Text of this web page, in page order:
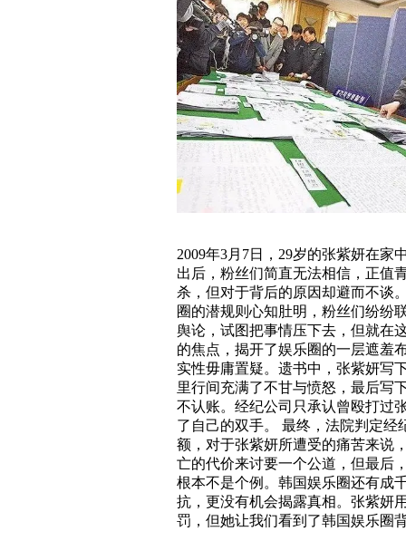
2009年3月7日，29岁的张紫妍在
出后，粉丝们简直无法相信，正值
杀，但对于背后的原因却避而不谈
圈的潜规则心知肚明，粉丝们纷纷
舆论，试图把事情压下去，但就在
的焦点，揭开了娱乐圈的一层遮羞
实性毋庸置疑。遗书中，张紫妍写
里行间充满了不甘与愤怒，最后写
不认账。经纪公司只承认曾殴打过
了自己的双手。 最终，法院判定经
额，对于张紫妍所遭受的痛苦来说
亡的代价来讨要一个公道，但最后
根本不是个例。韩国娱乐圈还有成
抗，更没有机会揭露真相。张紫妍
罚，但她让我们看到了韩国娱乐圈